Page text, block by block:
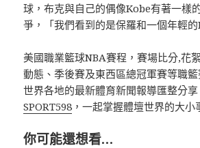
球，布克與自己的偶像Kobe有著一樣
爭，「我們看到的是保羅和一個年輕的
美國職業籃球NBA賽程，賽場比分,花
動態、季後賽及東西區總冠軍賽等職
世界各地的最新體育新聞報導匯整分
SPORT598 ，一起掌握體壇世界的大小
你可能還想看…